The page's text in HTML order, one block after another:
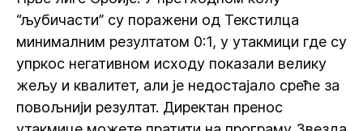
“љубичасти” су поражени од Текстилца
минималним резултатом 0:1, у утакмици где су
упркос негативном исходу показали велику
жељу и квалитет, али је недостајало среће за
повољнији резултат. Директан пренос